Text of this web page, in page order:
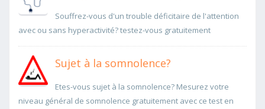
Souffrez-vous d'un trouble déficitaire de l'attention
avec ou sans hyperactivité? testez-vous gratuitement
Sujet à la somnolence?
Etes-vous sujet à la somnolence? Mesurez votre
niveau général de somnolence gratuitement avec ce test en